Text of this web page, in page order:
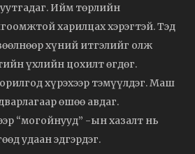
Ийм төрлийн
харилцах хэрэгтэй. Тэд
хүний итгэлийг олж
үхлийн цохилт өгдөг.
хүрэхээр тэмүүлдэг. Маш
өшөө авдаг.
“могойнууд” -ын хазалт нь
удаан эдгэрдэг.